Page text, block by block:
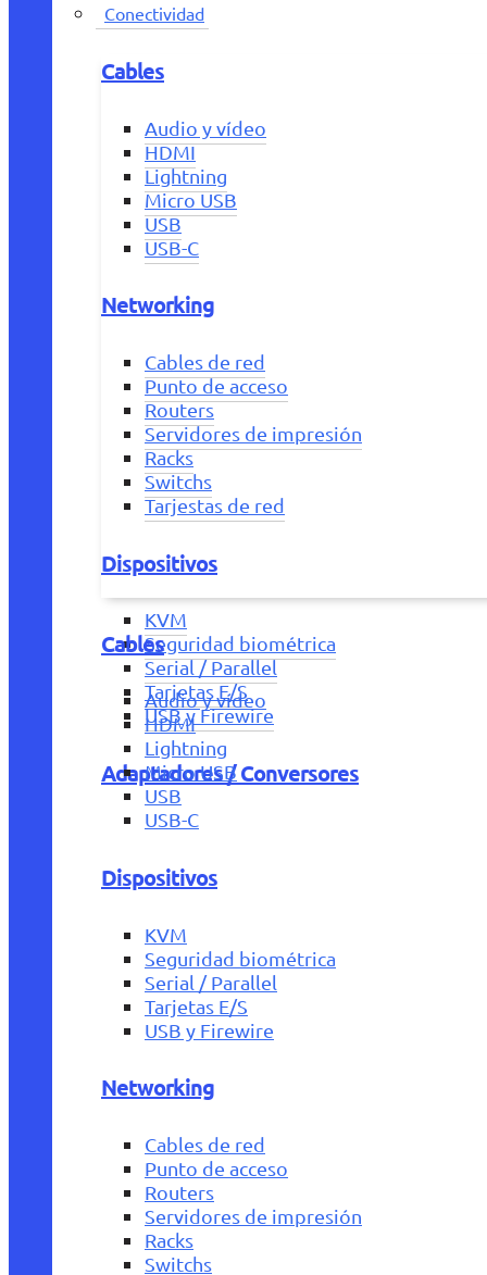
Conectividad
Cables
Audio y vídeo
HDMI
Lightning
Micro USB
USB
USB-C
Networking
Cables de red
Punto de acceso
Routers
Servidores de impresión
Racks
Switchs
Tarjestas de red
Dispositivos
KVM
Seguridad biométrica
Serial / Parallel
Tarjetas E/S
USB y Firewire
Adaptadores / Conversores
Cables
Audio y vídeo
HDMI
Lightning
Micro USB
USB
USB-C
Dispositivos
KVM
Seguridad biométrica
Serial / Parallel
Tarjetas E/S
USB y Firewire
Networking
Cables de red
Punto de acceso
Routers
Servidores de impresión
Racks
Switchs